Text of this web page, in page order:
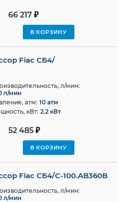
66 217₽
В КОРЗИНУ
Fiac СБ4/
52 485₽
В КОРЗИНУ
л/мин:
л/мин
атм: 10 атм
кВт: 2.2 кВт
Fiac СБ4/С-100.AB360B
л/мин:
л/мин